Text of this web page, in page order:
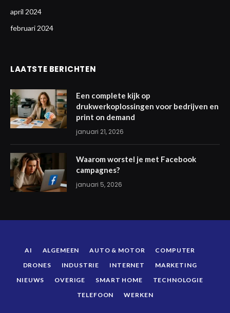
april 2024
februari 2024
LAATSTE BERICHTEN
Een complete kijk op
drukwerkoplossingen voor bedrijven en
print on demand
januari 21, 2026
Waarom worstel je met Facebook
campagnes?
januari 5, 2026
AI ALGEMEEN AUTO & MOTOR
COMPUTER
DRONES
INDUSTRIE INTERNET
MARKETING
NIEUWS
OVERIGE SMART HOME
TECHNOLOGIE
TELEFOON
WERKEN